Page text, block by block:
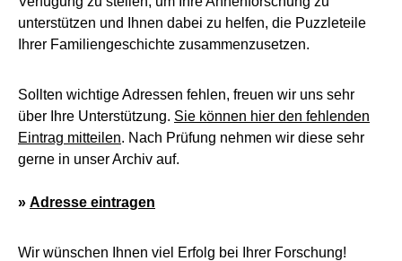
unterstützen und Ihnen dabei zu helfen, die Puzzleteile
Ihrer Familiengeschichte zusammenzusetzen.
Sollten wichtige Adressen fehlen, freuen wir uns sehr
über Ihre Unterstützung. Sie können hier den fehlenden
Eintrag mitteilen. Nach Prüfung nehmen wir diese sehr
gerne in unser Archiv auf.
» Adresse eintragen
Wir wünschen Ihnen viel Erfolg bei Ihrer Forschung!